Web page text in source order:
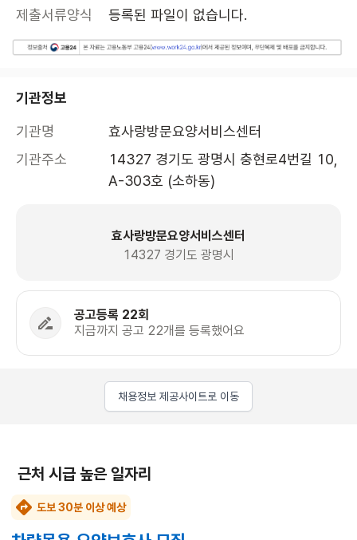
제출서류양식
등록된 파일이 없습니다.
기관정보
기관명
효사랑방문요양서비스센터
기관주소
14327 경기도 광명시 충현로4번길 10,
A-303호 (소하동)
효사랑방문요양서비스센터
14327 경기도 광명시
공고등록 22회
지금까지 공고 22개를 등록했어요
채용정보 제공사이트로 이동
근처 시급 높은 일자리
도보 30분 이상 예상